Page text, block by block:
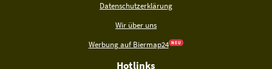
Datenschutzerklärung
Wir über uns
Werbung auf Biermap24 N E U
Hotlinks